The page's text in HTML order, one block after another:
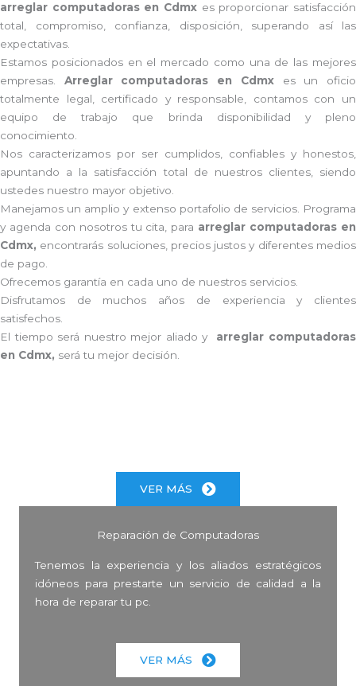
arreglar computadoras en Cdmx es proporcionar satisfacción
total, compromiso, confianza, disposición, superando así las
expectativas.
Estamos posicionados en el mercado como una de las mejores
empresas. Arreglar computadoras en Cdmxes un oficio
totalmente legal, certificado y responsable, contamos con un
equipo de trabajo que brinda disponibilidad y pleno
conocimiento.
Nos caracterizamos por ser cumplidos, confiables y honestos,
apuntando a la satisfacción total de nuestros clientes, siendo
ustedes nuestro mayor objetivo.
Manejamos un amplio y extenso portafolio de servicios. Programa
y agenda con nosotros tu cita, para arreglar computadoras en
Cdmx, encontrarás soluciones, precios justos y diferentes medios
de pago.
Ofrecemos garantía en cada uno de nuestros servicios.
Disfrutamos de muchos años de experiencia y clientes
satisfechos.
El tiempo será nuestro mejor aliado y arreglar computadoras
en Cdmx, será tu mejor decisión.
VER MÁS
Reparación de Computadoras
Tenemos la experiencia y los aliados estratégicos
idóneos para prestarte un servicio de calidad a la
hora de reparar tu pc.
VER MÁS